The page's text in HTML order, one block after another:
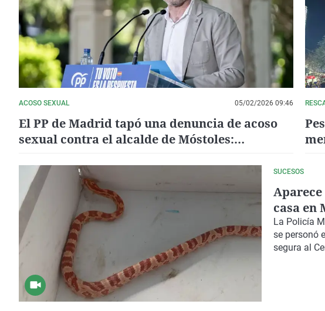
ACOSO SEXUAL 05/02/2026 09:46
El PP de Madrid tapó una denuncia de acoso
sexual contra el alcalde de Móstoles:
SUCESOS
casa en
La Policía
se personó
segura al